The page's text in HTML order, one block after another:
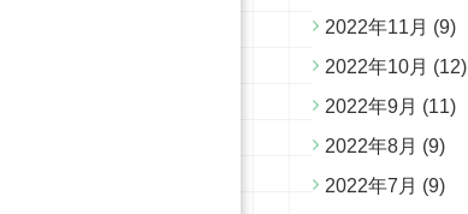
2022年11月 (9)
2022年10月 (12)
2022年9月 (11)
2022年8月 (9)
2022年7月 (9)